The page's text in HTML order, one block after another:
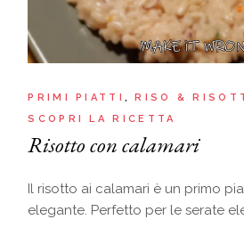
PRIMI PIATTI
RISO &
SCOPRI LA RICETTA
Risotto con calamari
Il risotto ai calamari è un primo
elegante. Perfetto per le serate